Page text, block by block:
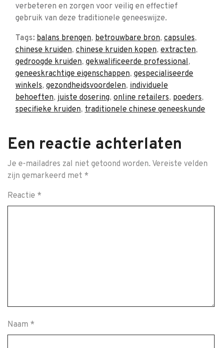
verbeteren en zorgen voor veilig en effectief
gebruik van deze traditionele geneeswijze.
Tags: balans brengen, betrouwbare bron, capsules,
chinese kruiden, chinese kruiden kopen, extracten,
gedroogde kruiden, gekwalificeerde professional,
geneeskrachtige eigenschappen, gespecialiseerde
winkels, gezondheidsvoordelen, individuele
behoeften, juiste dosering, online retailers, poeders,
specifieke kruiden, traditionele chinese geneeskunde
Een reactie achterlaten
Je e-mailadres zal niet getoond worden. Vereiste velden
zijn gemarkeerd met *
Reactie *
Naam *